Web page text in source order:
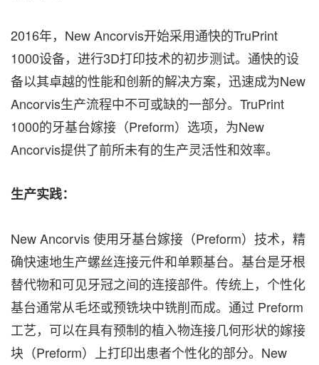
2016年，New Ancorvis开始采用通快的TruPrint
1000设备，进行3D打印技术的初步测试。通快的设
备以其卓越的性能和创新的解决方案，迅速成为New
Ancorvis生产流程中不可或缺的一部分。TruPrint
1000的牙基台嫁接（Preform）选项，为New
Ancorvis提供了前所未有的生产灵活性和效率。
生产实践：
New Ancorvis 使用牙基台嫁接（Preform）技术，精
确快速地生产螺丝连接元件和单颗基台。基台是牙根
替代物和可见牙冠之间的连接部件。传统上，个性化
基台通常从毛坯或预铣块中铣削而成。通过 Preform
工艺，可以在具有预制的植入物连接几何形状的嫁接
块（Preform）上打印出患者个性化的部分。New